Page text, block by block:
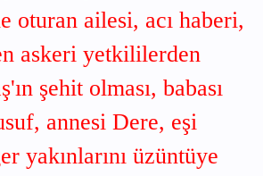
oturan ailesi, acı haberi,
askeri yetkililerden
şehit olması, babası
annesi Dere, eşi
yakınlarını üzüntüye